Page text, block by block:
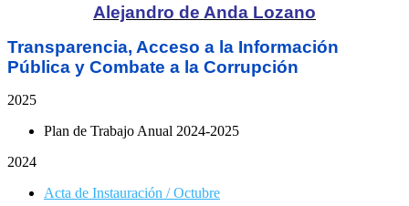
Alejandro de Anda Lozano
Transparencia, Acceso a la Información
Pública y Combate a la Corrupción
2025
Plan de Trabajo Anual 2024-2025
2024
Acta de Instauración / Octubre